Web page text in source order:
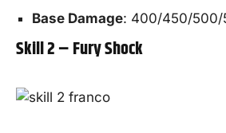
Base Damage: 400/450/
Skill 2 – Fury Shock